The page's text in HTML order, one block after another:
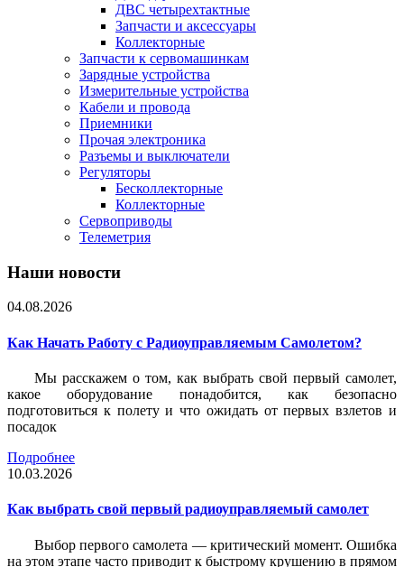
ДВС четырехтактные
Запчасти и аксессуары
Коллекторные
Запчасти к сервомашинкам
Зарядные устройства
Измерительные устройства
Кабели и провода
Приемники
Прочая электроника
Разъемы и выключатели
Регуляторы
Бесколлекторные
Коллекторные
Сервоприводы
Телеметрия
Наши новости
04.08.2026
Как Начать Работу с Радиоуправляемым Самолетом?
Мы расскажем о том, как выбрать свой первый самолет,
какое оборудование понадобится, как безопасно
подготовиться к полету и что ожидать от первых взлетов и
посадок
Подробнее
10.03.2026
Как выбрать свой первый радиоуправляемый самолет
Выбор первого самолета — критический момент. Ошибка
на этом этапе часто приводит к быстрому крушению в прямом